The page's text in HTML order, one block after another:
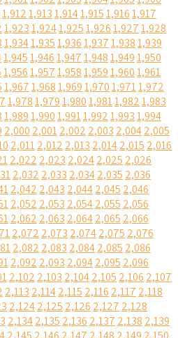
1,9121,9131,9141,9151,9161,917
1,9231,9241,9251,9261,9271,928
1,9341,9351,9361,9371,9381,939
1,9451,9461,9471,9481,9491,950
1,9561,9571,9581,9591,9601,961
1,9671,9681,9691,9701,9711,972
1,9781,9791,9801,9811,9821,983
1,9891,9901,9911,9921,9931,994
2,000 2,0012,002 2,003 2,0042,005
2,0112,012 2,013 2,0142,015 2,016
2,022 2,023 2,0242,025 2,026
2,032 2,033 2,0342,035 2,036
2,042 2,043 2,0442,045 2,046
2,052 2,053 2,0542,055 2,056
2,062 2,063 2,0642,065 2,066
2,072 2,073 2,0742,075 2,076
2,082 2,083 2,0842,085 2,086
2,092 2,093 2,0942,095 2,096
2,102 2,103 2,1042,105 2,106 2,107
2,113 2,1142,115 2,116 2,117 2,118
2,1242,125 2,126 2,127 2,128
2,1342,135 2,136 2,137 2,138 2,139